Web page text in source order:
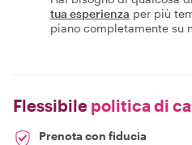
tua esperienza per più
piano completamente su
Flessibile politica di
Prenota con fiducia